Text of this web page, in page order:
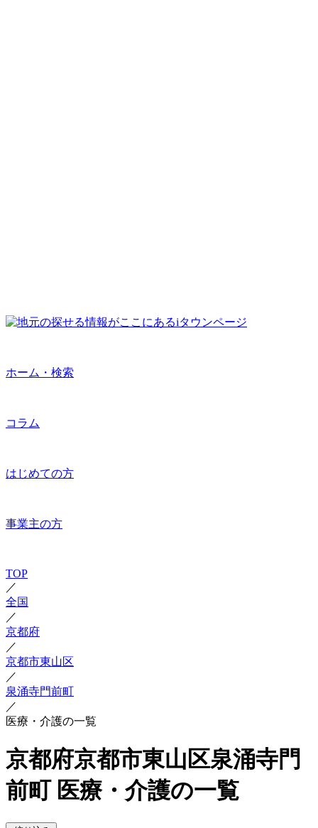
ホーム・検索
コラム
はじめての方
事業主の方
TOP
／
全国
／
京都府
／
京都市東山区
／
泉涌寺門前町
／
医療・介護の一覧
京都府京都市東山区泉涌寺門
前町 医療・介護の一覧